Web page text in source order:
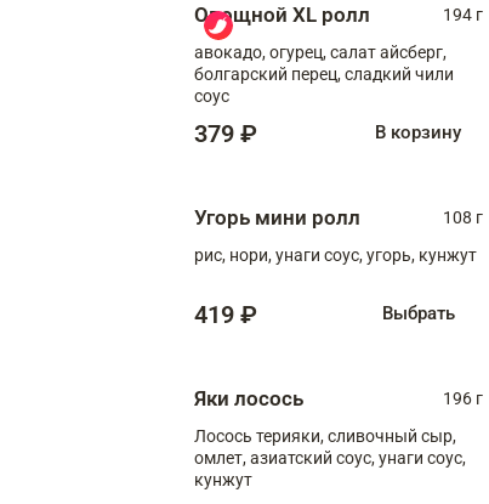
Овощной XL ролл
194 г
авокадо, огурец, салат айсберг,
болгарский перец, сладкий чили
соус
379 ₽ В корзину
Угорь мини ролл
108 г
рис, нори, унаги соус, угорь, кунжут
419 ₽ Выбрать
Яки лосось
196 г
Лосось терияки, сливочный сыр,
омлет, азиатский соус, унаги соус,
кунжут